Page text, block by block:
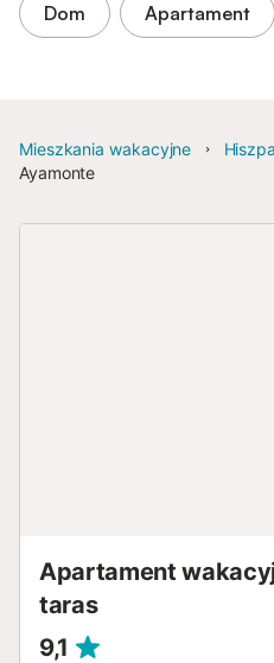
Dom Apartament
Mieszkania wakacyjne
Ayamonte
Apartament
taras
9,1